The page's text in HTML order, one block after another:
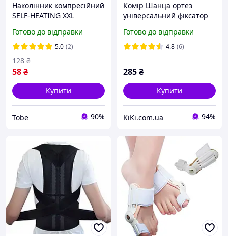
Наколінник компресійний
SELF-HEATING XXL
Готово до відправки
5.0 (2)
58₴
128 ₴
Купити
Tobe 90%
Комір Шанца ортез
універсальний фіксатор
Готово до відправки
4.8 (6)
285₴
Купити
KiKi.com.ua 94%